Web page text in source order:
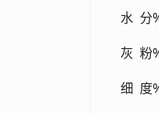
水
灰 粉
细